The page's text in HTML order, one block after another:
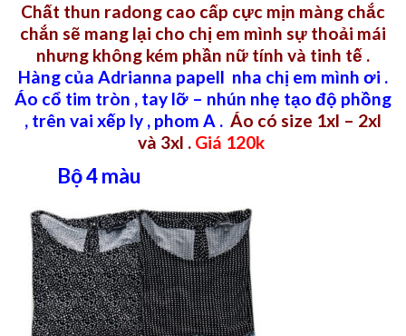
Chất thun radong cao cấp cực mịn màng chắc
chắn sẽ mang lại cho chị em mình sự thoải mái
nhưng không kém phần nữ tính và tinh tế .
Hàng của Adrianna papell nha chị em mình ơi .
Áo cổ tim tròn , tay lỡ – nhún nhẹ tạo độ phồng
, trên vai xếp ly , phom A . Áo có size 1xl – 2xl
và 3xl . Giá 120k
Bộ 4 màu